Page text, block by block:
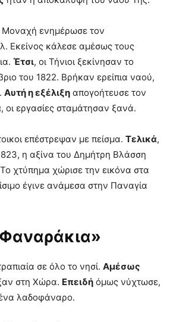
Μοναχή ενημέρωσε τον
Εκείνος κάλεσε αμέσως τους
Έτσι, οι Τήνιοι ξεκίνησαν το
του 1822. Βρήκαν ερείπια ναού,
Αυτή η εξέλιξη απογοήτευσε τον
, οι εργασίες σταμάτησαν ξανά.
επέστρεψαν με πείσμα. Τελικά,
η αξίνα του Δημήτρη Βλάσση
χτύπημα χώρισε την εικόνα στα
έγινε ανάμεσα στην Παναγία
σε όλο το νησί. Αμέσως
στη Χώρα. Επειδή όμως νύχτωσε,
λαδοφάναρο.